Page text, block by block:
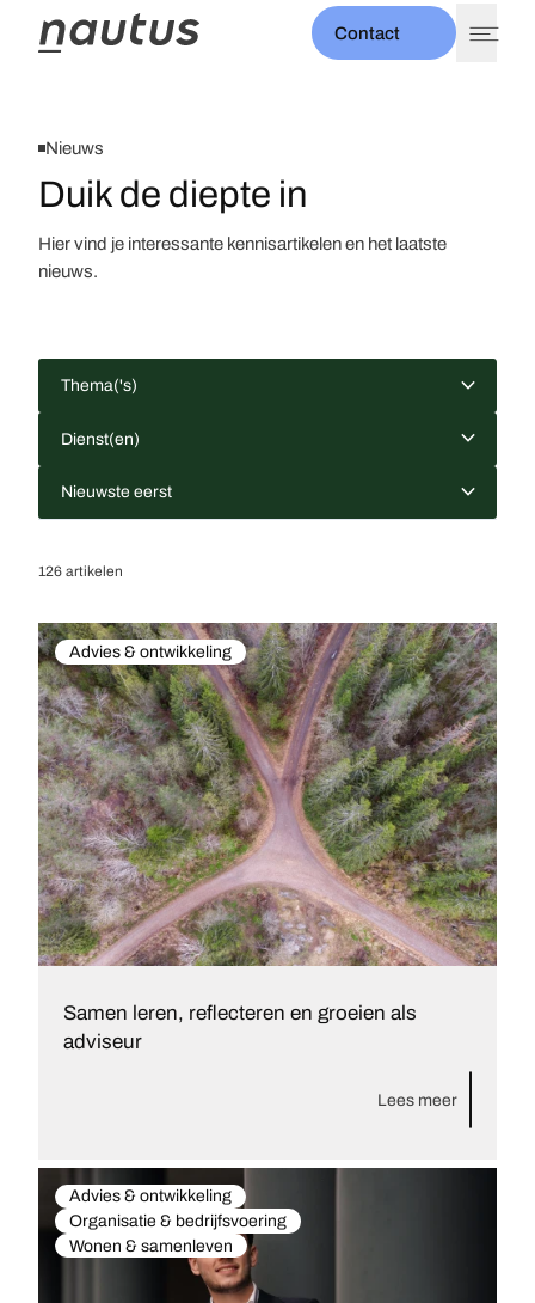
Diensten
Over ons
Evenementen
Contact
Nieuws
Duik de diepte in
Hier vind je interessante kennisartikelen en het laatste
nieuws.
Thema('s) expand_more
Dienst(en) expand_more
Nieuwste eerst expand_more
126 artikelen
Advies & ontwikkeling
Samen leren, reflecteren en groeien als
adviseur
Lees meer
Advies & ontwikkeling
Organisatie & bedrijfsvoering
Wonen & samenleven